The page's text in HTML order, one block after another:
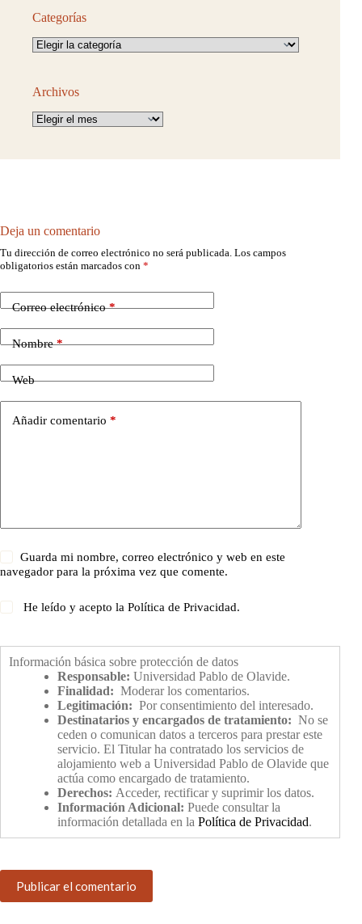
Categorías
Categorías
Archivos
Archivos
Deja un comentario
Tu dirección de correo electrónico no será publicada. Los campos
obligatorios están marcados con *
Correo electrónico*
Nombre*
Web
Añadir comentario *
Guarda mi nombre, correo electrónico y web en este
navegador para la próxima vez que comente.
He leído y acepto laPolítica de Privacidad.
Información básica sobre protección de datos
Responsable: Universidad Pablo de Olavide.
Finalidad: Moderar los comentarios.
Legitimación: Por consentimiento del interesado.
Destinatarios y encargados de tratamiento: No se
ceden o comunican datos a terceros para prestar este
servicio. El Titular ha contratado los servicios de
alojamiento web a Universidad Pablo de Olavide que
actúa como encargado de tratamiento.
Derechos: Acceder, rectificar y suprimir los datos.
Información Adicional: Puede consultar la
información detallada en la Política de Privacidad.
Publicar el comentario